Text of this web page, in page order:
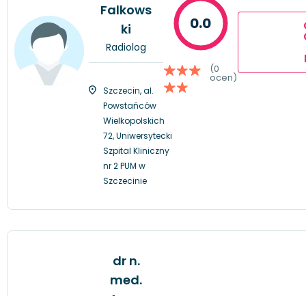
Falkows
ki
Radiolog
Szczecin, al.
Powstańców
Wielkopolskich
72, Uniwersytecki
Szpital Kliniczny
nr 2 PUM w
Szczecinie
0.0
(0
ocen)
dr n.
med.